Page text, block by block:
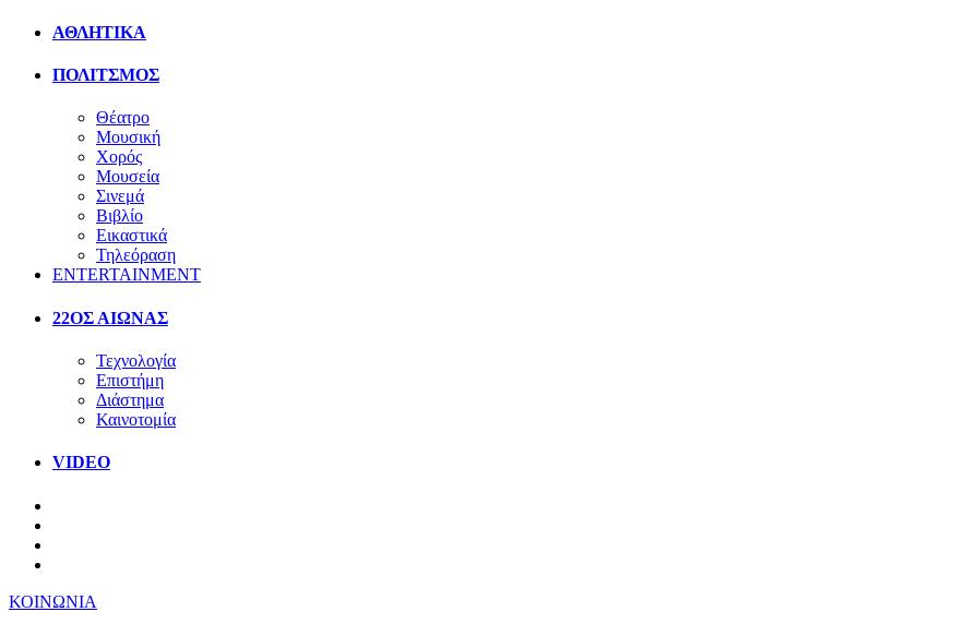
ΑΘΛΗΤΙΚΑ
ΠΟΛΙΤΣΜΟΣ
Θέατρο
Μουσική
Χορός
Μουσεία
Σινεμά
Βιβλίο
Εικαστικά
Τηλεόραση
ENTERTAINMENT
22ΟΣ ΑΙΩΝΑΣ
Τεχνολογία
Επιστήμη
Διάστημα
Καινοτομία
VIDEO
ΚΟΙΝΩΝΙΑ